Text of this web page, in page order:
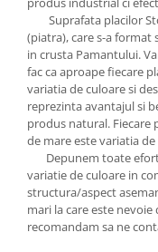
Suprafata placilor
(piatra), care s-a format
in crusta Pamantului.
fac ca aproape fiecare
variatia de culoare si
reprezinta avantajul si
produs natural. Fiecare
de mare este variatia
Depunem toate
variatie de culoare in
structura/aspect
mari la care este
recomandam sa ne